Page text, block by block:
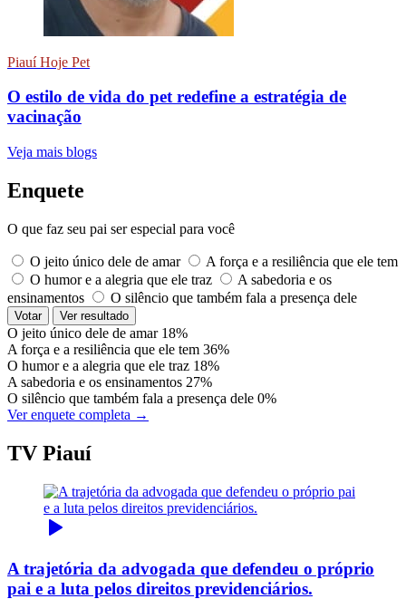
Piauí Hoje Pet
O estilo de vida do pet redefine a estratégia de
vacinação
Veja mais blogs
Enquete
O que faz seu pai ser especial para você
O jeito único dele de amar
A força e a resiliência que ele tem
O humor e a alegria que ele traz
A sabedoria e os
ensinamentos
O silêncio que também fala a presença dele
Votar Ver resultado
O jeito único dele de amar 18%
A força e a resiliência que ele tem 36%
O humor e a alegria que ele traz 18%
A sabedoria e os ensinamentos 27%
O silêncio que também fala a presença dele 0%
Ver enquete completa →
TV Piauí
A trajetória da advogada que defendeu o próprio
pai e a luta pelos direitos previdenciários.